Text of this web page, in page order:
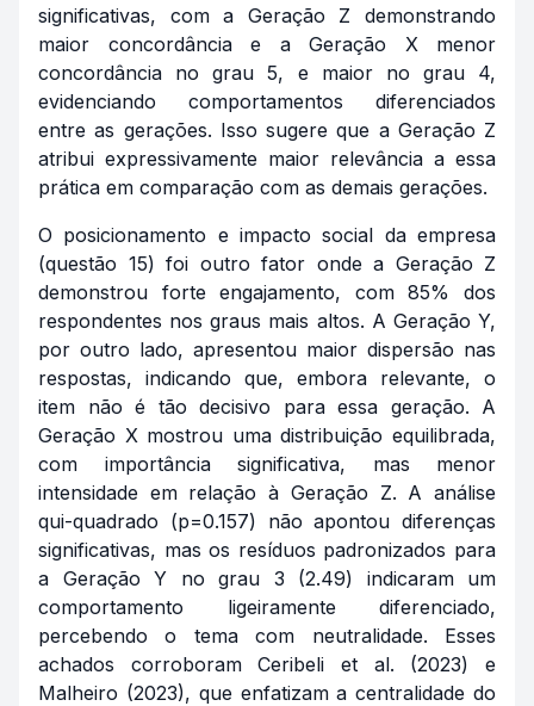
significativas, com a Geração Z demonstrando
maior concordância e a Geração X menor
concordância no grau 5, e maior no grau 4,
evidenciando comportamentos diferenciados
entre as gerações. Isso sugere que a Geração Z
atribui expressivamente maior relevância a essa
prática em comparação com as demais gerações.
O posicionamento e impacto social da empresa
(questão 15) foi outro fator onde a Geração Z
demonstrou forte engajamento, com 85% dos
respondentes nos graus mais altos. A Geração Y,
por outro lado, apresentou maior dispersão nas
respostas, indicando que, embora relevante, o
item não é tão decisivo para essa geração. A
Geração X mostrou uma distribuição equilibrada,
com importância significativa, mas menor
intensidade em relação à Geração Z. A análise
qui-quadrado (p=0.157) não apontou diferenças
significativas, mas os resíduos padronizados para
a Geração Y no grau 3 (2.49) indicaram um
comportamento ligeiramente diferenciado,
percebendo o tema com neutralidade. Esses
achados corroboram Ceribeli et al. (2023) e
Malheiro (2023), que enfatizam a centralidade do